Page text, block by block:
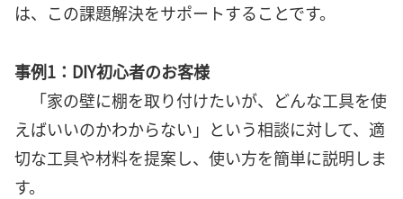
は、この課題解決をサポートすることです。
事例1：DIY初心者のお客様
「家の壁に棚を取り付けたいが、どんな工具を使
えばいいのかわからない」という相談に対して、適
切な工具や材料を提案し、使い方を簡単に説明しま
す。